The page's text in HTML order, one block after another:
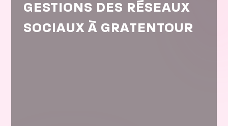
GESTIONS DES RÉSEAUX
SOCIAUX À GRATENTOUR